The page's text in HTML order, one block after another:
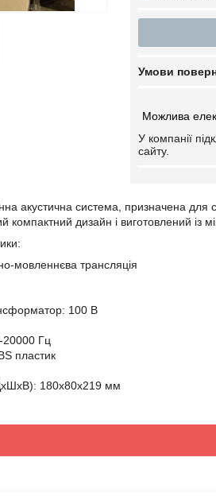
У компанії
сайту.
акустична система, призначена для
компактний дизайн і виготовлений із
мовленнєва трансляція
100 В
20000 Гц
пластик
180х80х219 мм